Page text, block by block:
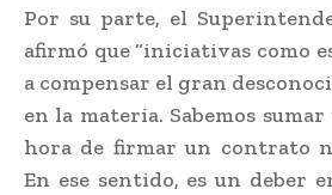
Por su parte, el
afirmó que “iniciativas como
a compensar el gran
en la materia. Sabemos
hora de firmar un contrato
En ese sentido, es un deber